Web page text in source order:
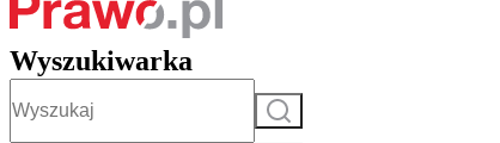
Wyszukiwarka
Szukaj